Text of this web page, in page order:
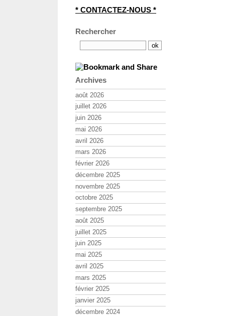
* CONTACTEZ-NOUS *
Rechercher
Archives
août 2026
juillet 2026
juin 2026
mai 2026
avril 2026
mars 2026
février 2026
décembre 2025
novembre 2025
octobre 2025
septembre 2025
août 2025
juillet 2025
juin 2025
mai 2025
avril 2025
mars 2025
février 2025
janvier 2025
décembre 2024